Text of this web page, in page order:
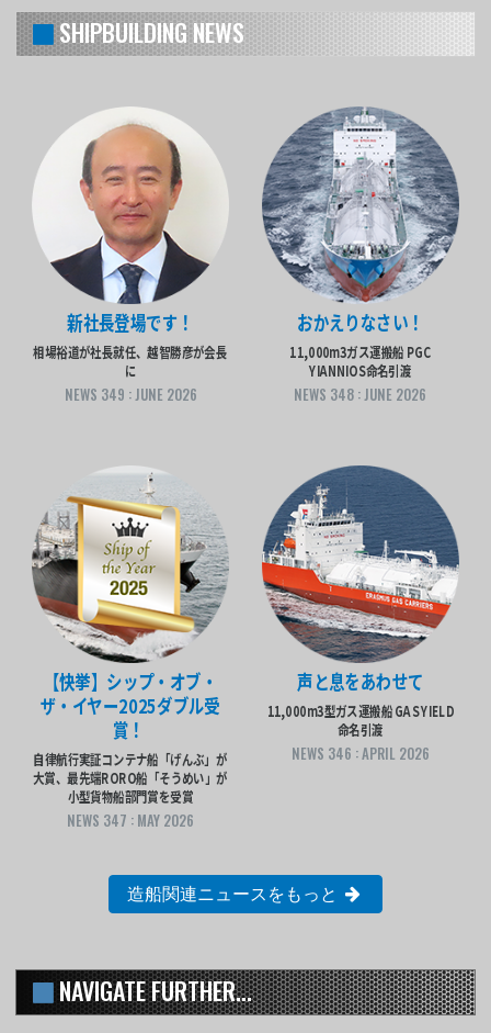
内航史上最大。常識を塗り替えた球状船首コンテナ船。
NATORI
670TEU GEARLESS CONTAINER CARRIER BLT 2015
SHIPBUILDING NEWS
新社長登場です！
相場裕道が社長就任、越智勝彦が会長
に
NEWS 349 : JUNE 2026
おかえりなさい！
11,000m3ガス運搬船 PGC
YIANNIOS命名引渡
NEWS 348 : JUNE 2026
【快挙】シップ・オブ・
ザ・イヤー2025ダブル受
賞！
自律航行実証コンテナ船「げんぶ」が
大賞、最先端RORO船「そうめい」が
小型貨物船部門賞を受賞
NEWS 347 : MAY 2026
声と息をあわせて
11,000m3型ガス運搬船 GAS YIELD
命名引渡
NEWS 346 : APRIL 2026
造船関連ニュースをもっと
NAVIGATE FURTHER...